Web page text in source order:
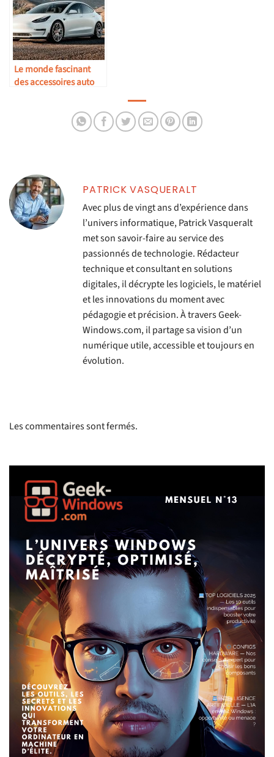
Le monde fascinant
des accessoires auto
PATRICK VASQUERALT
Avec plus de vingt ans d’expérience dans
l’univers informatique, Patrick Vasqueralt
met son savoir-faire au service des
passionnés de technologie. Rédacteur
technique et consultant en solutions
digitales, il décrypte les logiciels, le matériel
et les innovations du moment avec
pédagogie et précision. À travers Geek-
Windows.com, il partage sa vision d’un
numérique utile, accessible et toujours en
évolution.
Les commentaires sont fermés.